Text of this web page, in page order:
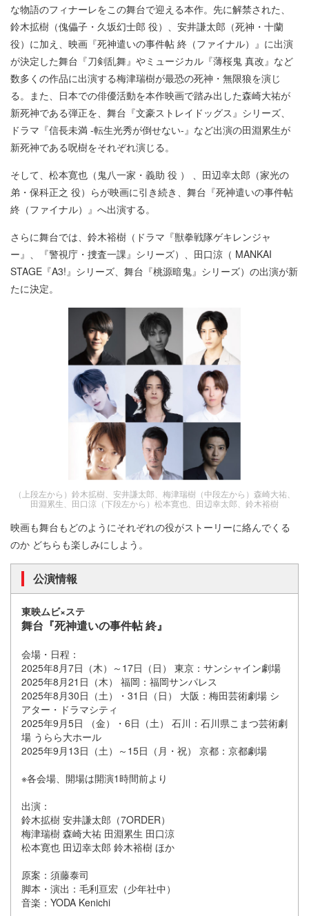
な物語のフィナーレをこの舞台で迎える本作。先に解禁された、
鈴木拡樹（傀儡子・久坂幻士郎 役）、安井謙太郎（死神・十蘭
役）に加え、映画『死神遣いの事件帖 終（ファイナル）』に出演
が決定した舞台『刀剣乱舞』やミュージカル『薄桜鬼 真改』など
数多くの作品に出演する梅津瑞樹が最恐の死神・無限狼を演じ
る。また、日本での俳優活動を本作映画で踏み出した森崎大祐が
新死神である弾正を、舞台『文豪ストレイドッグス』シリーズ、
ドラマ『信長未満 -転生光秀が倒せない-』など出演の田淵累生が
新死神である呪樹をそれぞれ演じる。
そして、松本寛也（鬼八一家・義助 役 ） 、田辺幸太郎（家光の
弟・保科正之 役）らが映画に引き続き、舞台『死神遣いの事件帖
終（ファイナル）』へ出演する。
さらに舞台では、鈴木裕樹（ドラマ『獣拳戦隊ゲキレンジャ
ー』、『警視庁・捜査一課』シリーズ）、田口涼（ MANKAI
STAGE『A3!』シリーズ、舞台『桃源暗鬼』シリーズ）の出演が新
たに決定。
（上段左から）鈴木拡樹、安井謙太郎、梅津瑞樹（中段左から）森崎大祐、
田淵累生、田口涼（下段左から）松本寛也、田辺幸太郎、鈴木裕樹
映画も舞台もどのようにそれぞれの役がストーリーに絡んでくる
のか どちらも楽しみにしよう。
公演情報
東映ムビ×ステ
舞台『死神遣いの事件帖 終』
会場・日程：
2025年8月7日（木）～17日（日） 東京：サンシャイン劇場
2025年8月21日（木） 福岡：福岡サンパレス
2025年8月30日（土）・31日（日） 大阪：梅田芸術劇場 シ
アター・ドラマシティ
2025年9月5日 （金）・6日（土） 石川：石川県こまつ芸術劇
場 うらら大ホール
2025年9月13日（土）～15日（月・祝） 京都：京都劇場
※各会場、開場は開演1時間前より
出演：
鈴木拡樹 安井謙太郎（7ORDER）
梅津瑞樹 森崎大祐 田淵累生 田口涼
松本寛也 田辺幸太郎 鈴木裕樹 ほか
原案：須藤泰司
脚本・演出：毛利亘宏（少年社中）
音楽：YODA Kenichi